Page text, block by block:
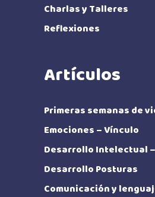
Charlas y Talleres
Reflexiones
Artículos
Primeras semanas de
Emociones – Vínculo
Desarrollo Intelectual
Desarrollo Posturas
Comunicación y